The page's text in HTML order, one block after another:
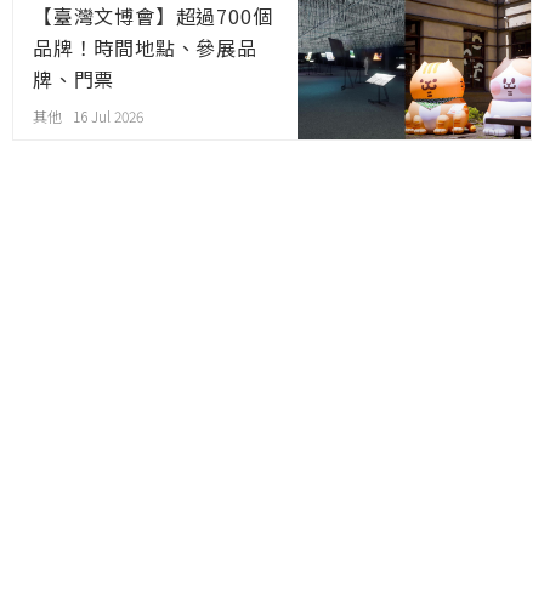
【臺灣文博會】超過700個
品牌！時間地點、參展品
牌、門票
其他 16 Jul 2026